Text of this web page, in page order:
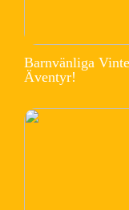
Barnvänliga
Äventyr!